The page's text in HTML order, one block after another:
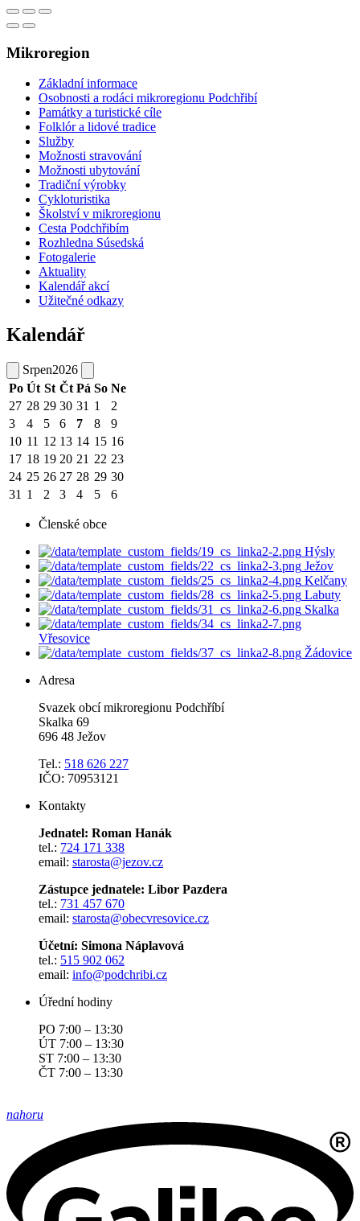
Mikroregion
Základní informace
Osobnosti a rodáci mikroregionu Podchřibí
Památky a turistické cíle
Folklór a lidové tradice
Služby
Možnosti stravování
Možnosti ubytování
Tradiční výrobky
Cykloturistika
Školství v mikroregionu
Cesta Podchřibím
Rozhledna Súsedská
Fotogalerie
Aktuality
Kalendář akcí
Užitečné odkazy
Kalendář
Srpen2026
Po Út St Čt Pá So Ne
27 28 29 30 31 1
2
3
4 5 6 7 8
9
10 11 12 13 14 15 16
17 18 19 20 21 22 23
24 25 26 27 28 29 30
31 1 2 3 4 5 6
Členské obce
Hýsly
Ježov
Kelčany
Labuty
Skalka
Vřesovice
Žádovice
Adresa
Svazek obcí mikroregionu Podchříbí
Skalka 69
696 48 Ježov
Tel.: 518 626 227
IČO: 70953121
Kontakty
Jednatel: Roman Hanák
tel.: 724 171 338
email: starosta@jezov.cz
Zástupce jednatele: Libor Pazdera
tel.: 731 457 670
email: starosta@obecvresovice.cz
Účetní: Simona Náplavová
tel.: 515 902 062
email: info@podchribi.cz
Úřední hodiny
PO 7:00 – 13:30
ÚT 7:00 – 13:30
ST 7:00 – 13:30
ČT 7:00 – 13:30
nahoru